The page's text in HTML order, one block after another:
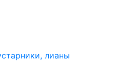
лианы